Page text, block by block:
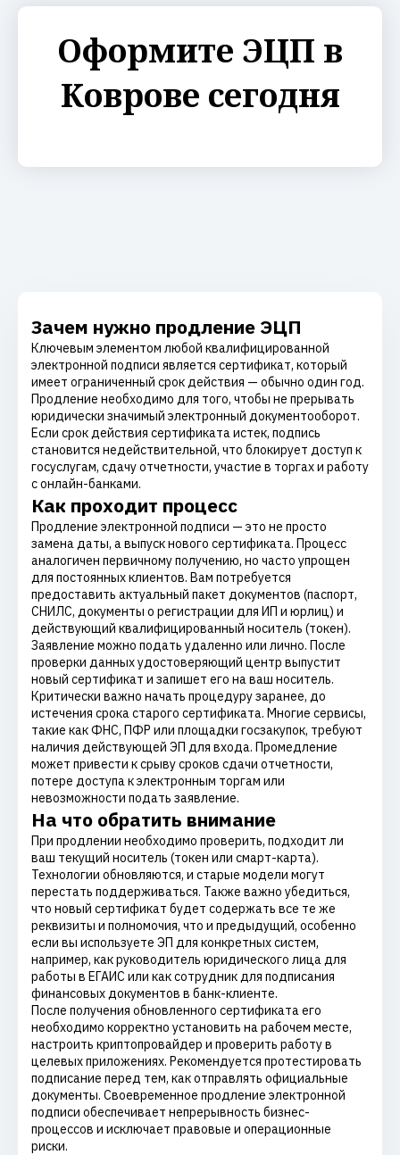
Оформите ЭЦП в
Коврове сегодня
Зачем нужно продление ЭЦП
Ключевым элементом любой квалифицированной
электронной подписи является сертификат, который
имеет ограниченный срок действия — обычно один год.
Продление необходимо для того, чтобы не прерывать
юридически значимый электронный документооборот.
Если срок действия сертификата истек, подпись
становится недействительной, что блокирует доступ к
госуслугам, сдачу отчетности, участие в торгах и работу
с онлайн-банками.
Как проходит процесс
Продление электронной подписи — это не просто
замена даты, а выпуск нового сертификата. Процесс
аналогичен первичному получению, но часто упрощен
для постоянных клиентов. Вам потребуется
предоставить актуальный пакет документов (паспорт,
СНИЛС, документы о регистрации для ИП и юрлиц) и
действующий квалифицированный носитель (токен).
Заявление можно подать удаленно или лично. После
проверки данных удостоверяющий центр выпустит
новый сертификат и запишет его на ваш носитель.
Критически важно начать процедуру заранее, до
истечения срока старого сертификата. Многие сервисы,
такие как ФНС, ПФР или площадки госзакупок, требуют
наличия действующей ЭП для входа. Промедление
может привести к срыву сроков сдачи отчетности,
потере доступа к электронным торгам или
невозможности подать заявление.
На что обратить внимание
При продлении необходимо проверить, подходит ли
ваш текущий носитель (токен или смарт-карта).
Технологии обновляются, и старые модели могут
перестать поддерживаться. Также важно убедиться,
что новый сертификат будет содержать все те же
реквизиты и полномочия, что и предыдущий, особенно
если вы используете ЭП для конкретных систем,
например, как руководитель юридического лица для
работы в ЕГАИС или как сотрудник для подписания
финансовых документов в банк-клиенте.
После получения обновленного сертификата его
необходимо корректно установить на рабочем месте,
настроить криптопровайдер и проверить работу в
целевых приложениях. Рекомендуется протестировать
подписание перед тем, как отправлять официальные
документы. Своевременное продление электронной
подписи обеспечивает непрерывность бизнес-
процессов и исключает правовые и операционные
риски.